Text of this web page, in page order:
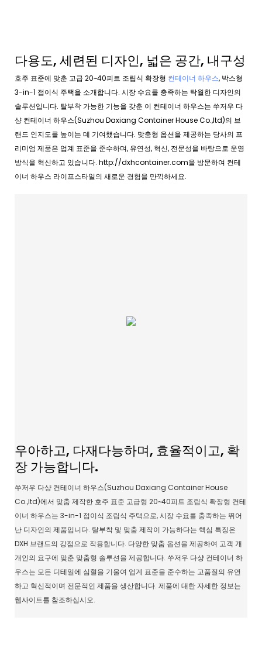
다용도, 세련된 디자인, 넓은 공간, 내구성
호주 표준에 맞춘 고급 20~40피트 조립식 확장형 컨테이너 하우스, 박스형
3-in-1 접이식 주택을 소개합니다. 시장 수요를 충족하는 탁월한 디자인의
솔루션입니다. 탈부착 가능한 기능을 갖춘 이 컨테이너 하우스는 쑤저우 다
샹 컨테이너 하우스(Suzhou Daxiang Container House Co.,ltd)의 브
랜드 인지도를 높이는 데 기여했습니다. 맞춤형 옵션을 제공하는 당사의 프
리미엄 제품은 업계 표준을 준수하며, 유연성, 혁신, 전문성을 바탕으로 운영
방식을 혁신하고 있습니다. http://dxhcontainer.com을 방문하여 컨테
이너 하우스 라이프스타일의 새로운 경험을 만끽하세요.
우아하고, 다재다능하며, 효율적이고, 확
장 가능합니다.
쑤저우 다샹 컨테이너 하우스(Suzhou Daxiang Container House
Co.,ltd)에서 맞춤 제작한 호주 표준 고급형 20~40피트 조립식 확장형 컨테
이너 하우스는 3-in-1 접이식 조립식 주택으로, 시장 수요를 충족하는 뛰어
난 디자인의 제품입니다. 탈부착 및 맞춤 제작이 가능하다는 핵심 특징은
DXH 브랜드의 강점으로 작용합니다. 다양한 맞춤 옵션을 제공하여 고객 개
개인의 요구에 맞춘 맞춤형 솔루션을 제공합니다. 쑤저우 다샹 컨테이너 하
우스는 모든 디테일에 심혈을 기울여 업계 표준을 준수하는 고품질의 유연
하고 혁신적이며 전문적인 제품을 생산합니다. 제품에 대한 자세한 정보는
웹사이트를 참조하십시오.